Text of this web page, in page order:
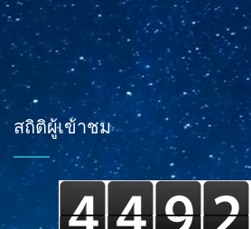
สถิติผู้เข้าชม